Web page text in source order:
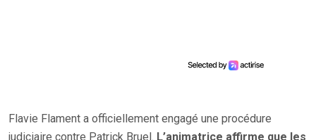
Flavie Flament a officiellement engagé une procédure
judiciaire contre Patrick Bruel. L’animatrice affirme que les